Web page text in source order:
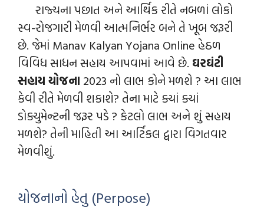
રાજ્યના પછાત અને આર્થિક રીતે નબળાં લોકો
સ્વ-રોજગારી મેળવી આત્મનિર્ભર બને તે ખૂબ જરૂરી
છે. જેમાં Manav Kalyan Yojana Online હેઠળ
વિવિધ સાધન સહાય આપવામાં આવે છે. ઘરઘંટી
સહાય યોજના 2023 નો લાભ કોને મળશે ? આ લાભ
કેવી રીતે મેળવી શકાશે? તેના માટે ક્યાં ક્યાં
ડોક્યુમેન્ટની જરૂર પડે ? કેટલો લાભ અને શું સહાય
મળશે? તેની માહિતી આ આર્ટિકલ દ્વારા વિગતવાર
મેળવીશું.
યોજનાનો હેતુ (Perpose)